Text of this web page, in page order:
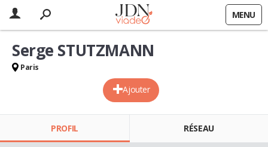
MENU
Ajouter
Serge STUTZMANN
Paris
PROFIL RÉSEAU